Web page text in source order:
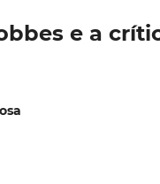
e a